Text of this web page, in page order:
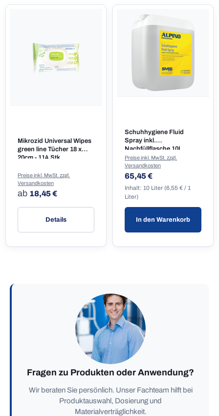
Mikrozid Universal Wipes
green line Tücher 18 x
20cm - 114 Stk.
Regulärer Preis:
ab 18,45 €
Preise inkl. MwSt. zzgl.
Versandkosten
Details
Schuhhygiene Fluid
Spray inkl.
Nachfüllflasche 10L
Inhalt: 10 Liter (6,55 € / 1
Liter)
Regulärer Preis:
65,45 €
Preise inkl. MwSt. zzgl.
Versandkosten
In den Warenkorb
Fragen zu Produkten oder Anwendung?
Wir beraten Sie persönlich. Unser Fachteam hilft bei
Produktauswahl, Dosierung und
Materialverträglichkeit.